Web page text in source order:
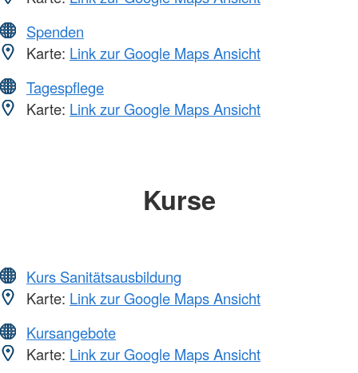
Spenden
Karte: Link zur Google Maps Ansicht
Tagespflege
Karte: Link zur Google Maps Ansicht
Kurse
Kurs Sanitätsausbildung
Karte: Link zur Google Maps Ansicht
Kursangebote
Karte: Link zur Google Maps Ansicht